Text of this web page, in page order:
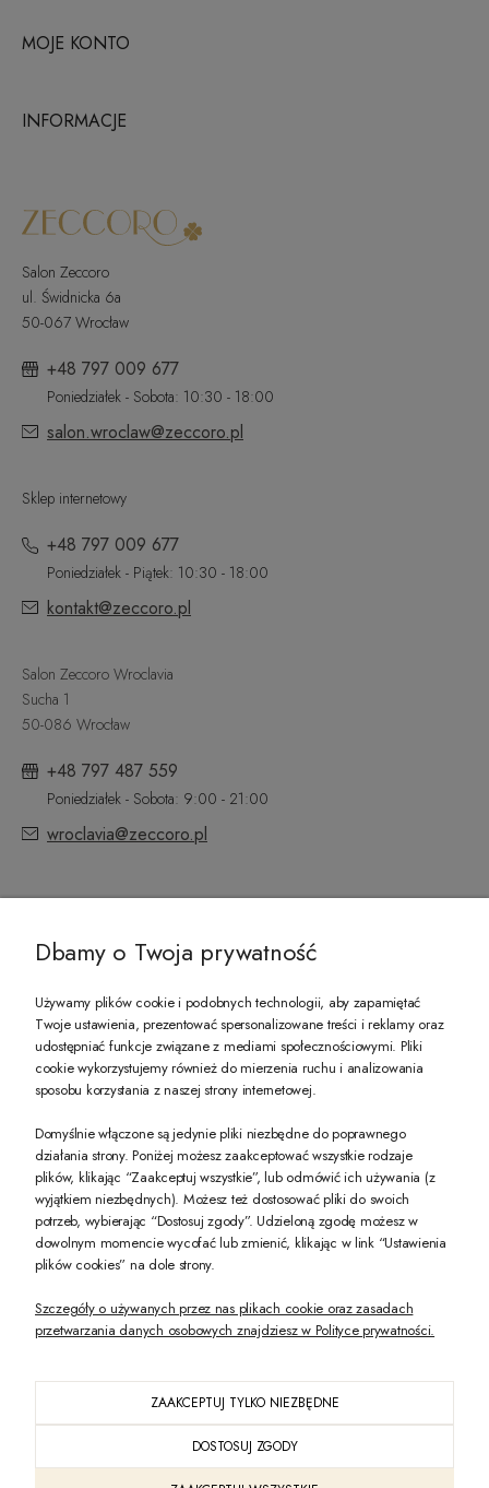
MOJE KONTO
INFORMACJE
Salon Zeccoro
ul. Świdnicka 6a
50-067 Wrocław
+48 797 009 677
Poniedziałek - Sobota: 10:30 - 18:00
salon.wroclaw@zeccoro.pl
Sklep internetowy
+48 797 009 677
Poniedziałek - Piątek: 10:30 - 18:00
kontakt@zeccoro.pl
Salon Zeccoro Wroclavia
Sucha 1
50-086 Wrocław
+48 797 487 559
Poniedziałek - Sobota: 9:00 - 21:00
wroclavia@zeccoro.pl
PREZENT DLA CIEBIE!
-10% na pierwsze zakupy na zeccoro.pl Gdy zapiszesz się do naszego
Twoje dane będą przetwarzane zgodnie z nasząpolityką prywatności
POKAŻ PEŁNĄ WERSJĘ STRONY
PL
Dbamy o Twoja prywatność
Używamy plików cookie i podobnych technologii, aby zapamiętać
Twoje ustawienia, prezentować spersonalizowane treści i reklamy oraz
udostępniać funkcje związane z mediami społecznościowymi. Pliki
cookie wykorzystujemy również do mierzenia ruchu i analizowania
sposobu korzystania z naszej strony internetowej.
Domyślnie włączone są jedynie pliki niezbędne do poprawnego
działania strony. Poniżej możesz zaakceptować wszystkie rodzaje
plików, klikając “Zaakceptuj wszystkie”, lub odmówić ich używania (z
wyjątkiem niezbędnych). Możesz też dostosować pliki do swoich
potrzeb, wybierając “Dostosuj zgody”. Udzieloną zgodę możesz w
dowolnym momencie wycofać lub zmienić, klikając w link “Ustawienia
plików cookies” na dole strony.
Szczegóły o używanych przez nas plikach cookie oraz zasadach
przetwarzania danych osobowych znajdziesz w Polityce prywatności.
ZAAKCEPTUJ TYLKO NIEZBĘDNE
DOSTOSUJ ZGODY